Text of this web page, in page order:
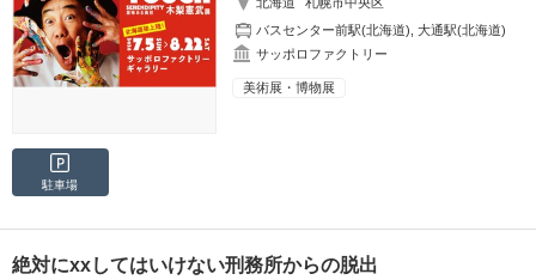
バスセンター前駅(北海道) ,大通駅(北海道)
サッポロファクトリー
美術展・博物展
駐車場
絶対にxxしてはいけない刑務所からの脱出